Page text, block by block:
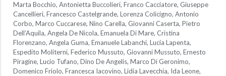
Marta Bocchio, Antonietta Buccolieri, Franco Cacciatore, Giuseppe
Cancellieri, Francesco Castelgrande, Lorenza Colicigno, Antonio
Corbo, Marco Cuccarese, Nino Carella, Giovanni Caserta, Pietro
Dell’Aquila, Angela De Nicola, Emanuela Di Mare, Cristina
Florenzano, Angela Guma, Emanuele Labanchi, Lucia Lapenta,
Espedito Moliterni, Federico Mussuto, Giovanni Mussuto, Ernesto
Piragine, Lucio Tufano, Dino De Angelis, Marco Di Geronimo,
Domenico Friolo, Francesca Iacovino, Lidia Lavecchia, Ida Leone,